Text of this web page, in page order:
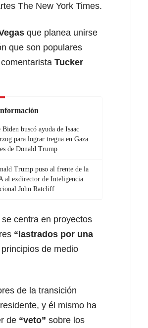
The New York Times.
que planea unirse
que son populares
Tucker
Biden buscó ayuda de Isaac
para lograr tregua en Gaza
de Donald Trump
Trump puso al frente de la
al exdirector de Inteligencia
John Ratcliff
centra en proyectos
“lastrados por una
de medio
de la transición
y él mismo ha
de “veto” sobre los